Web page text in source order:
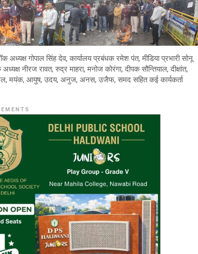
अध्यक्ष गोपाल सिंह देव, कार्यालय प्रबंधक रमेश पंत, मीडिया प्रभारी सोनू
नीरज रावत, रुद्र माहरा, मनोज कोरंगा, दीपक सौन्तियाल, दीक्षांत,
मयंक, आयुष, उदय, अनुज, अनस, उजैफ, समद सहित कई कार्यकर्ता